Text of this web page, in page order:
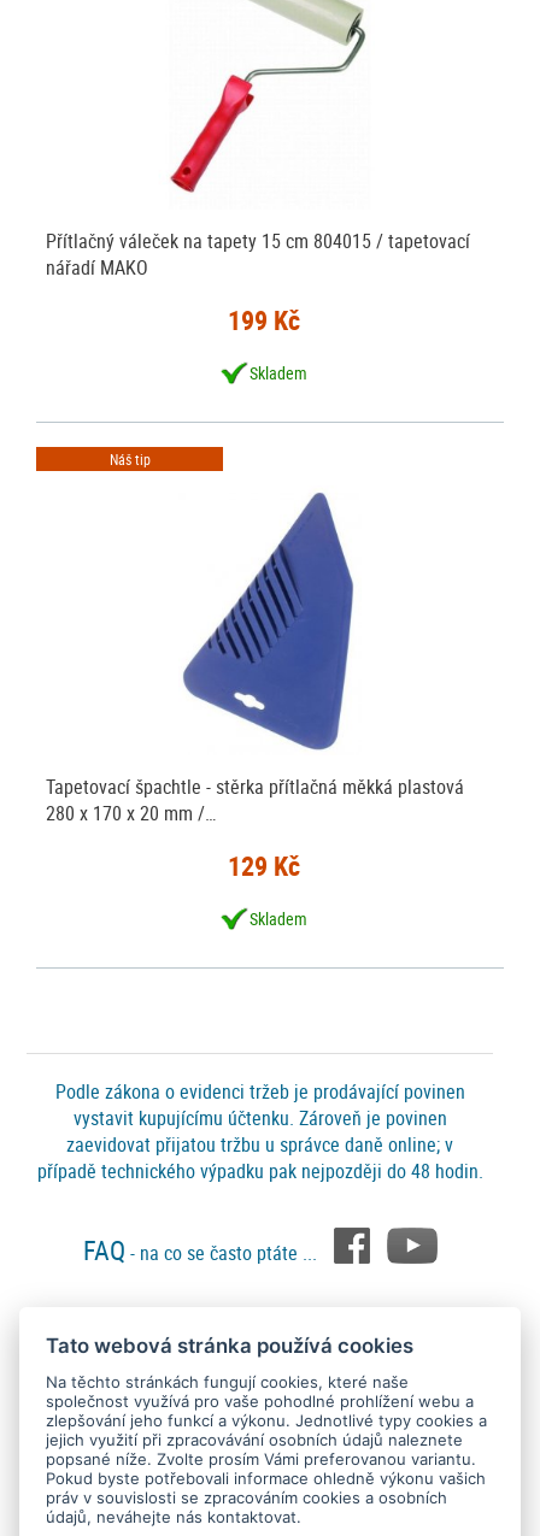
Přítlačný váleček na tapety 15 cm 804015 / tapetovací
nářadí MAKO
199 Kč
Skladem
Náš tip
Tapetovací špachtle - stěrka přítlačná měkká plastová
280 x 170 x 20 mm /…
129 Kč
Skladem
Podle zákona o evidenci tržeb je prodávající povinen
vystavit kupujícímu účtenku. Zároveň je povinen
zaevidovat přijatou tržbu u správce daně online; v
případě technického výpadku pak nejpozději do 48 hodin.
FAQ - na co se často ptáte ...
Platební metody
Copyright © 2015 - 2026SEO kvalitně
Tato webová stránka používá cookies
Na těchto stránkách fungují cookies, které naše
společnost využívá pro vaše pohodlné prohlížení webu a
zlepšování jeho funkcí a výkonu. Jednotlivé typy cookies a
jejich využití při zpracovávání osobních údajů naleznete
popsané níže. Zvolte prosím Vámi preferovanou variantu.
Pokud byste potřebovali informace ohledně výkonu vašich
práv v souvislosti se zpracováním cookies a osobních
údajů, neváhejte nás kontaktovat.